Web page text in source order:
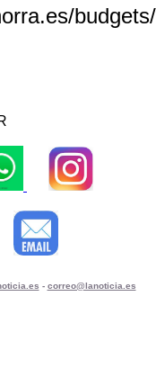
- correo@lanoticia.es